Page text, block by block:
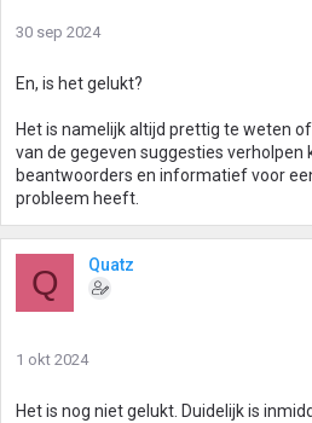
30 sep 2024
En, is het gelukt?
Het is namelijk altijd prettig te weten
van de gegeven suggesties verholpen
beantwoorders en informatief voor
probleem heeft.
Q Quatz
1 okt 2024
Het is nog niet gelukt. Duidelijk is